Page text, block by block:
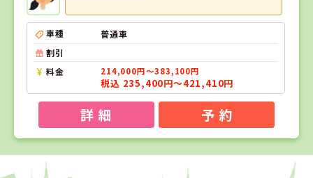
車種
普通車
割引
料金
214,000円～383,100円
税込 235,400円～421,410円
詳 細 予 約
1